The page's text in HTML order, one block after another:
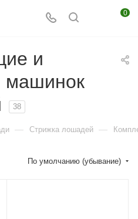
0
и
машинок
38
— Стрижка лошадей —
По умолчанию (убывание)